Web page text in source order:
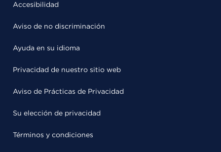
Accesibilidad
Aviso de no discriminación
Ayuda en su idioma
Privacidad de nuestro sitio web
Aviso de Prácticas de Privacidad
Su elección de privacidad
Términos y condiciones